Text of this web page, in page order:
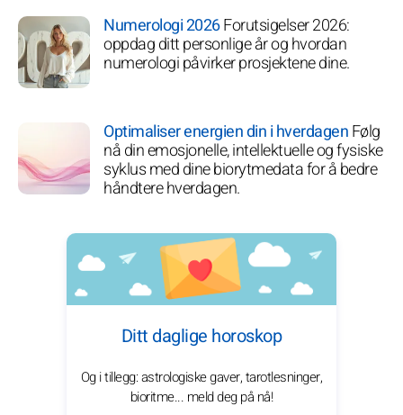
Numerologi 2026Forutsigelser 2026:
oppdag ditt personlige år og hvordan
numerologi påvirker prosjektene dine.
Optimaliser energien din i hverdagenFølg
nå din emosjonelle, intellektuelle og fysiske
syklus med dine biorytmedata for å bedre
håndtere hverdagen.
Ditt daglige horoskop
Og i tillegg: astrologiske gaver, tarotlesninger,
bioritme... meld deg på nå!